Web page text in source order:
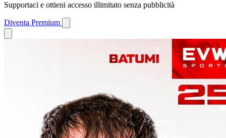
Supportaci e ottieni accesso illimitato senza pubblicità
Diventa Premium